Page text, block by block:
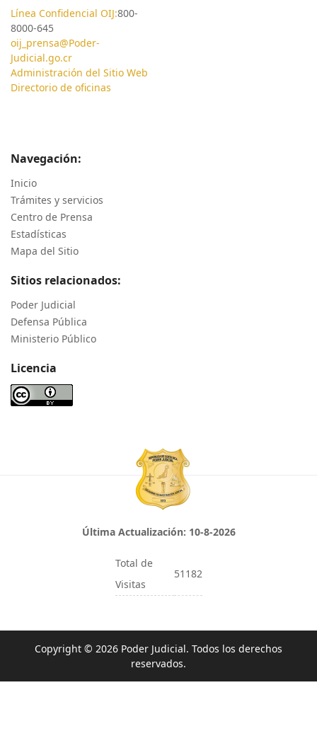
Línea Confidencial OIJ:800-
8000-645
oij_prensa@Poder-
Judicial.go.cr
Administración del Sitio Web
Directorio de oficinas
Navegación:
Inicio
Trámites y servicios
Centro de Prensa
Estadísticas
Mapa del Sitio
Sitios relacionados:
Poder Judicial
Defensa Pública
Ministerio Público
Licencia
Última Actualización: 10-8-2026
Total de
Visitas
51182
Copyright © 2026 Poder Judicial. Todos los derechos
reservados.